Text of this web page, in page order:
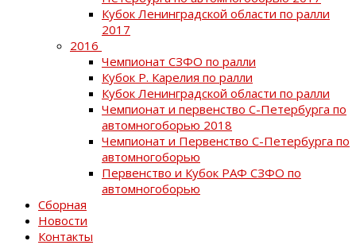
Кубок Ленинградской области по ралли
2017
2016
Чемпионат СЗФО по ралли
Кубок Р. Карелия по ралли
Кубок Ленинградской области по ралли
Чемпионат и первенство С-Петербурга по
автомногоборью 2018
Чемпионат и Первенство С-Петербурга по
автомногоборью
Первенство и Кубок РАФ СЗФО по
автомногоборью
Сборная
Новости
Контакты